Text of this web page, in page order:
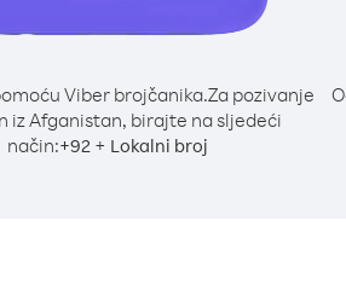
Viber brojčanika.Za pozivanje
iz Afganistan, birajte na sljedeći
način:+92 + Lokalni broj